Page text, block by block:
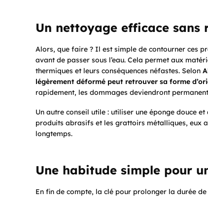
Un nettoyage efficace sans
Alors, que faire ? Il est simple de contourner ces
avant de passer sous l’eau. Cela permet aux
thermiques et leurs conséquences néfastes. Selon
légèrement déformé peut retrouver sa forme
rapidement, les dommages deviendront
Un autre conseil utile : utiliser une éponge douce
produits abrasifs et les grattoirs métalliques, eux
longtemps.
Une habitude simple pour
En fin de compte, la clé pour prolonger la durée